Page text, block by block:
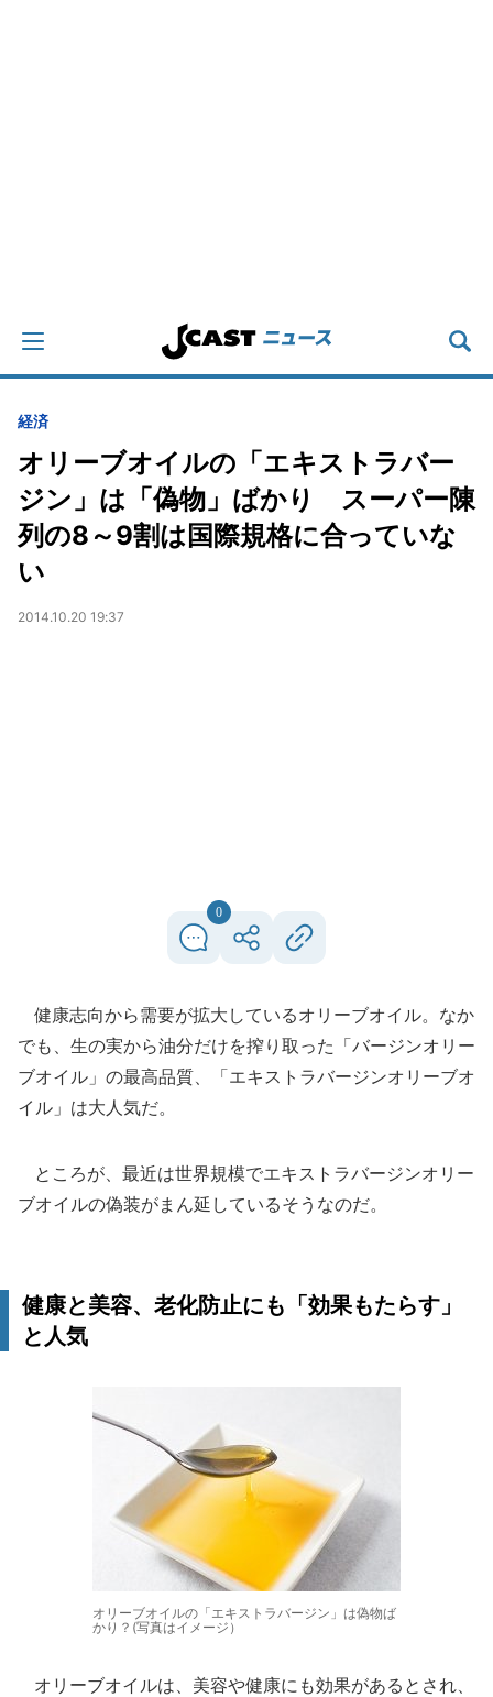
経済
オリーブオイルの「エキストラバー
ジン」は「偽物」ばかり スーパー陳
列の8～9割は国際規格に合っていな
い
2014.10.20 19:37
0
健康志向から需要が拡大しているオリーブオイル。なか
でも、生の実から油分だけを搾り取った「バージンオリー
ブオイル」の最高品質、「エキストラバージンオリーブオ
イル」は大人気だ。
ところが、最近は世界規模でエキストラバージンオリー
ブオイルの偽装がまん延しているそうなのだ。
健康と美容、老化防止にも「効果もたらす」
と人気
オリーブオイルの「エキストラバージン」は偽物ば
かり？(写真はイメージ）
オリーブオイルは、美容や健康にも効果があるとされ、